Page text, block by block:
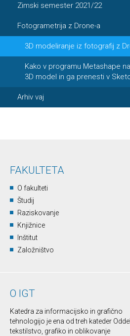
Zimski semester 2021/22
Fotogrametrija z Drone-a
3D modeliranje iz fotografij z
Kako v programu Metashape
3D model in ga prenesti v
Arhiv vaj
FAKULTETA
O fakulteti
Študij
Raziskovanje
Knjižnice
Inštitut
Založništvo
O IGT
Katedra za informacijsko in grafično
tehnologijo je ena od treh kateder
tekstilstvo, grafiko in oblikovanje